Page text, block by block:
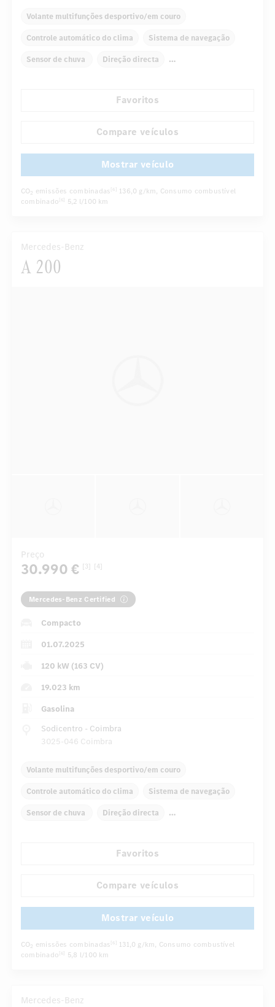
Volante multifunções desportivo/em couro
Controle automático do clima Sistema de navegação
Sensor de chuva Direção directa
Bancos traseiros dobráveis
Favoritos
Compare veículos
Mostrar veículo
CO2 emissões combinadas [6] 136,0 g/km, Consumo combustível
combinado [6] 5,2 l/100 km
Mercedes-Benz
A 200
Preço
30.990 € [3] [4]
Mercedes-Benz Certified
Compacto
01.07.2025
120 kW (163 CV)
19.023 km
Gasolina
Sodicentro - Coimbra
3025-046 Coimbra
Volante multifunções desportivo/em couro
Controle automático do clima Sistema de navegação
Sensor de chuva Direção directa
Bancos traseiros dobráveis
Favoritos
Compare veículos
Mostrar veículo
CO2 emissões combinadas [6] 131,0 g/km, Consumo combustível
combinado [6] 5,8 l/100 km
Mercedes-Benz